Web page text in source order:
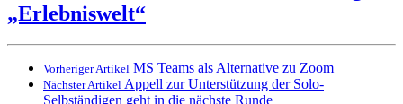
„Erlebniswelt“
Vorheriger Artikel MS Teams als Alternative zu Zoom
Nächster Artikel Appell zur Unterstützung der Solo-
Selbständigen geht in die nächste Runde